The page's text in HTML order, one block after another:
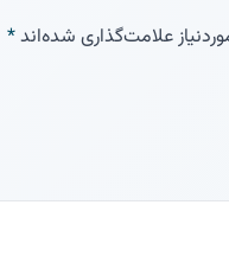
علامت‌گذاری شده‌اند*